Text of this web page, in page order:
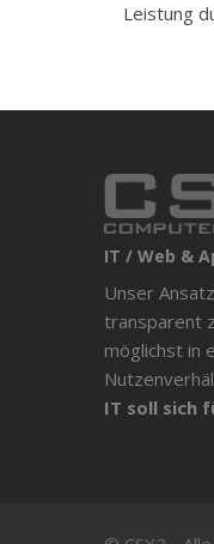
Leistung
IT / Web &
Unser
transparent
möglichst in
IT soll sich